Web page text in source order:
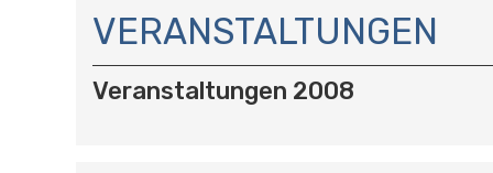
A
V
I
G
VERANSTALTUNGEN
Veranstaltungen 2008